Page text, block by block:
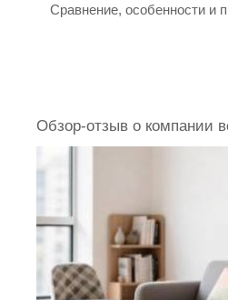
Сравнение, особенности и
Обзор-отзыв о компании